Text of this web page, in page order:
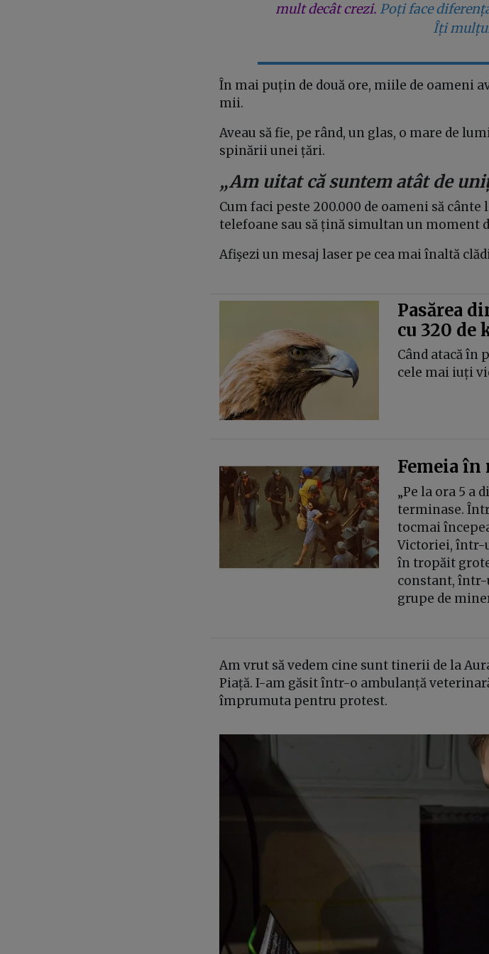
mult decât crezi. Poți face
Îți
În mai puțin de două ore, miile de oameni
mii.
Aveau să fie, pe rând, un glas, o mare de
spinării unei țări.
„Am uitat că suntem atât de
Cum faci peste 200.000 de oameni să
telefoane sau să țină simultan un moment
Afişezi un mesaj laser pe cea mai înaltă
Pasărea
cu 320 de
Când atacă în
cele mai iuți
Femeia în
„Pe la ora 5 a
terminase.
tocmai
Victoriei, într-
în tropăit
constant, într-
grupe de
Am vrut să vedem cine sunt tinerii de la
Piață. I-am găsit într-o ambulanță
împrumuta pentru protest.